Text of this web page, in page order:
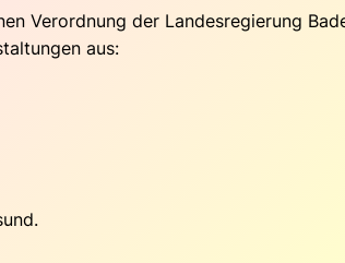
Verordnung der Landesregierung
aus: